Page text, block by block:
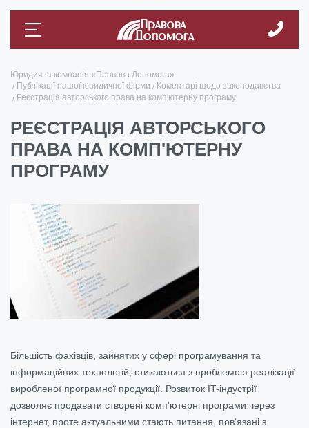
Юридична компанія «Правова Допомога»
Публікації нашої юридичної фірми
Коментарі щодо законодавства
Реєстрація авторського права на комп'ютерну програму
РЕЄСТРАЦІЯ АВТОРСЬКОГО
ПРАВА НА КОМП'ЮТЕРНУ
ПРОГРАМУ
Більшість фахівців, зайнятих у сфері програмування та
інформаційних технологій, стикаються з проблемою реалізації
виробленої програмної продукції. Розвиток IT-індустрії
дозволяє продавати створені комп'ютерні програми через
інтернет, проте актуальними стають питання, пов'язані з